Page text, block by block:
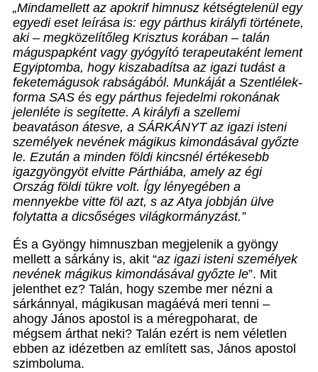
„Mindamellett az apokrif himnusz kétségtelenül egy
egyedi eset leírása is: egy párthus királyfi története,
aki – megközelítőleg Krisztus korában – talán
máguspapként vagy gyógyító terapeutaként lement
Egyiptomba, hogy kiszabadítsa az igazi tudást a
feketemágusok rabságából. Munkáját a Szentlélek-
forma SAS és egy párthus fejedelmi rokonának
jelenléte is segítette. A királyfi a szellemi
beavatáson átesve, a SÁRKÁNYT az igazi isteni
személyek nevének mágikus kimondásával győzte
le. Ezután a minden földi kincsnél értékesebb
igazgyöngyöt elvitte Párthiába, amely az égi
Ország földi tükre volt. Így lényegében a
mennyekbe vitte föl azt, s az Atya jobbján ülve
folytatta a dicsőséges világkormányzást.”
És a Gyöngy himnuszban megjelenik a gyöngy
mellett a sárkány is, akit “az igazi isteni személyek
nevének mágikus kimondásával győzte le”. Mit
jelenthet ez? Talán, hogy szembe mer nézni a
sárkánnyal, mágikusan magáévá meri tenni –
ahogy János apostol is a méregpoharat, de
mégsem árthat neki? Talán ezért is nem véletlen
ebben az idézetben az említett sas, János apostol
szimboluma.